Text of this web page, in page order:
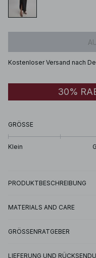
Kostenloser Versand nach
30%
GRÖSSE
Klein
PRODUKTBESCHREIBUNG
MATERIALS AND CARE
GRÖSSENRATGEBER
LIEFERUNG UND